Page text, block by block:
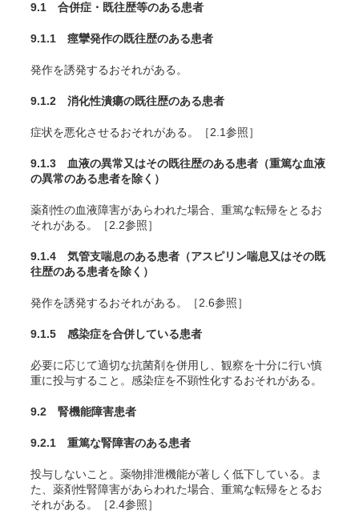
9.1 合併症・既往歴等のある患者
9.1.1 痙攣発作の既往歴のある患者
発作を誘発するおそれがある。
9.1.2 消化性潰瘍の既往歴のある患者
症状を悪化させるおそれがある。［2.1参照］
9.1.3 血液の異常又はその既往歴のある患者（重篤な血液
の異常のある患者を除く）
薬剤性の血液障害があらわれた場合、重篤な転帰をとるお
それがある。［2.2参照］
9.1.4 気管支喘息のある患者（アスピリン喘息又はその既
往歴のある患者を除く）
発作を誘発するおそれがある。［2.6参照］
9.1.5 感染症を合併している患者
必要に応じて適切な抗菌剤を併用し、観察を十分に行い慎
重に投与すること。感染症を不顕性化するおそれがある。
9.2 腎機能障害患者
9.2.1 重篤な腎障害のある患者
投与しないこと。薬物排泄機能が著しく低下している。ま
た、薬剤性腎障害があらわれた場合、重篤な転帰をとるお
それがある。［2.4参照］